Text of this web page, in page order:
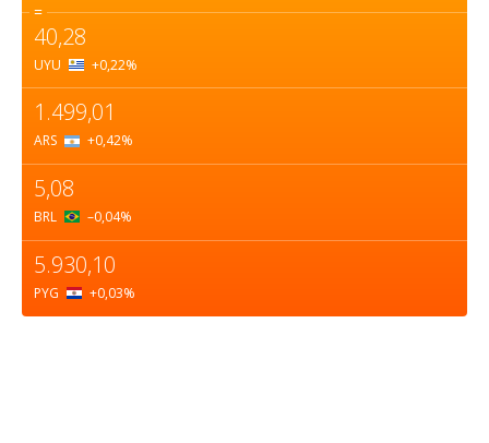
=
40,28
UYU +0,22%
1.499,01
ARS +0,42%
5,08
BRL –0,04%
5.930,10
PYG +0,03%